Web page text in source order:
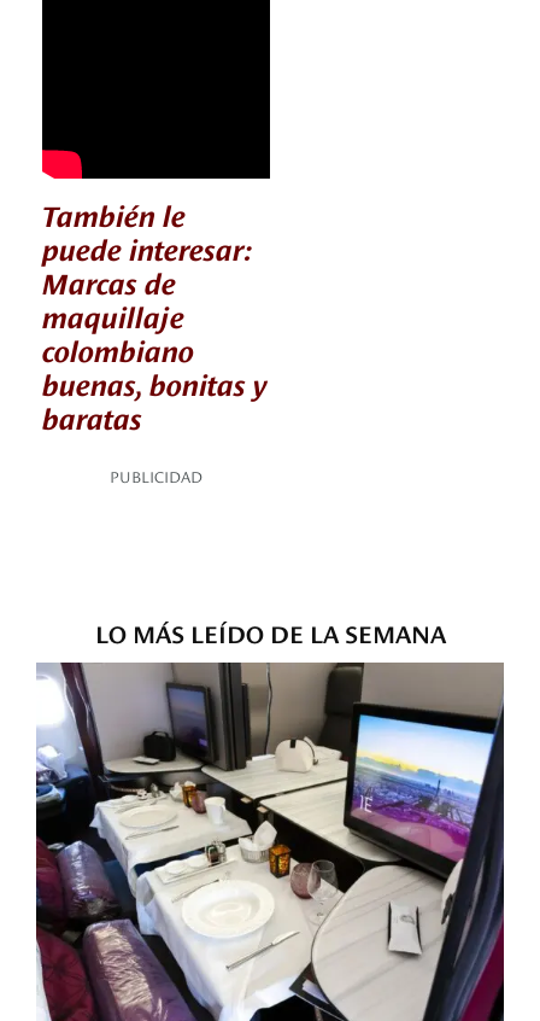
También le
puede interesar:
Marcas de
maquillaje
colombiano
buenas, bonitas y
baratas
PUBLICIDAD
LO MÁS LEÍDO DE LA SEMANA